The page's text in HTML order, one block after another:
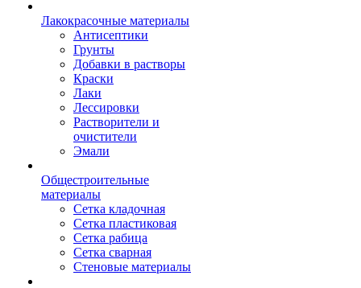
Лакокрасочные материалы
Антисептики
Грунты
Добавки в растворы
Краски
Лаки
Лессировки
Растворители и
очистители
Эмали
Общестроительные
материалы
Сетка кладочная
Сетка пластиковая
Сетка рабица
Сетка сварная
Стеновые материалы